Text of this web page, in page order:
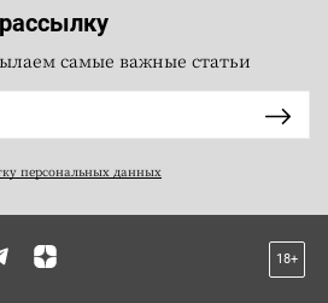
самые важные статьи
персональных данных
18+